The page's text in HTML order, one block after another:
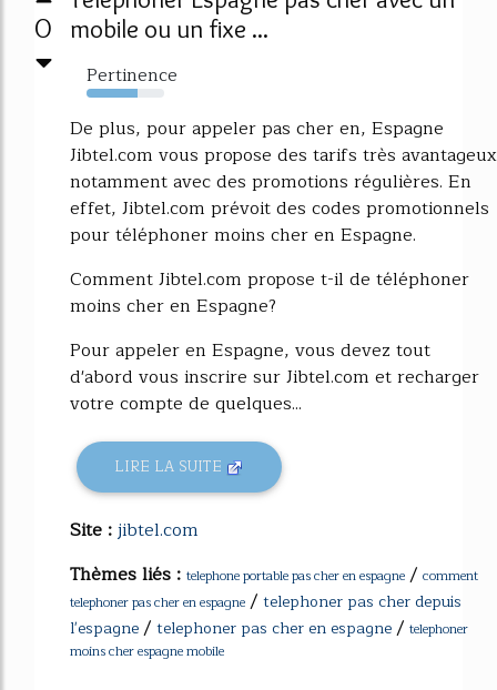
0
mobile ou un fixe ...
Pertinence
66%
De plus, pour appeler pas cher en, Espagne
Jibtel.com vous propose des tarifs très avantageux
notamment avec des promotions régulières. En
effet, Jibtel.com prévoit des codes promotionnels
pour téléphoner moins cher en Espagne.
Comment Jibtel.com propose t-il de téléphoner
moins cher en Espagne?
Pour appeler en Espagne, vous devez tout
d'abord vous inscrire sur Jibtel.com et recharger
votre compte de quelques...
LIRE LA SUITE
Site :jibtel.com
Thèmes liés : telephone portable pas cher en espagne / comment
telephoner pas cher en espagne / telephoner pas cher depuis
l'espagne/ telephoner pas cher en espagne/ telephoner
moins cher espagne mobile